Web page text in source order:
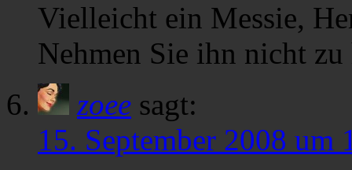
Vielleicht ein Messie,
Nehmen Sie ihn nicht
zoee sagt:
15. September 2008 um